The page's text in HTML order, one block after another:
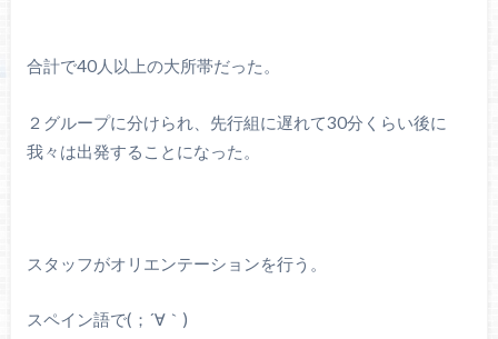
合計で40人以上の大所帯だった。
２グループに分けられ、先行組に遅れて30分くらい後に
我々は出発することになった。
スタッフがオリエンテーションを行う。
スペイン語で(；´∀｀)